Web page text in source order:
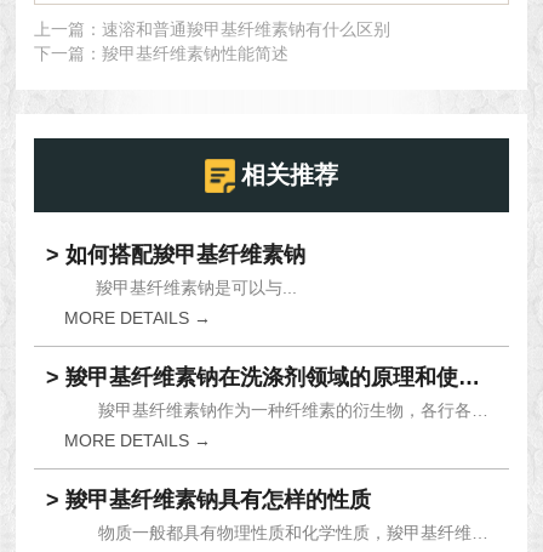
上一篇：速溶和普通羧甲基纤维素钠有什么区别
下一篇：羧甲基纤维素钠性能简述
相关推荐
> 如何搭配羧甲基纤维素钠
羧甲基纤维素钠是可以与...
MORE DETAILS →
> 羧甲基纤维素钠在洗涤剂领域的原理和使用方法
羧甲基纤维素钠作为一种纤维素的衍生物，各行各业...
MORE DETAILS →
> 羧甲基纤维素钠具有怎样的性质
物质一般都具有物理性质和化学性质，羧甲基纤维素...